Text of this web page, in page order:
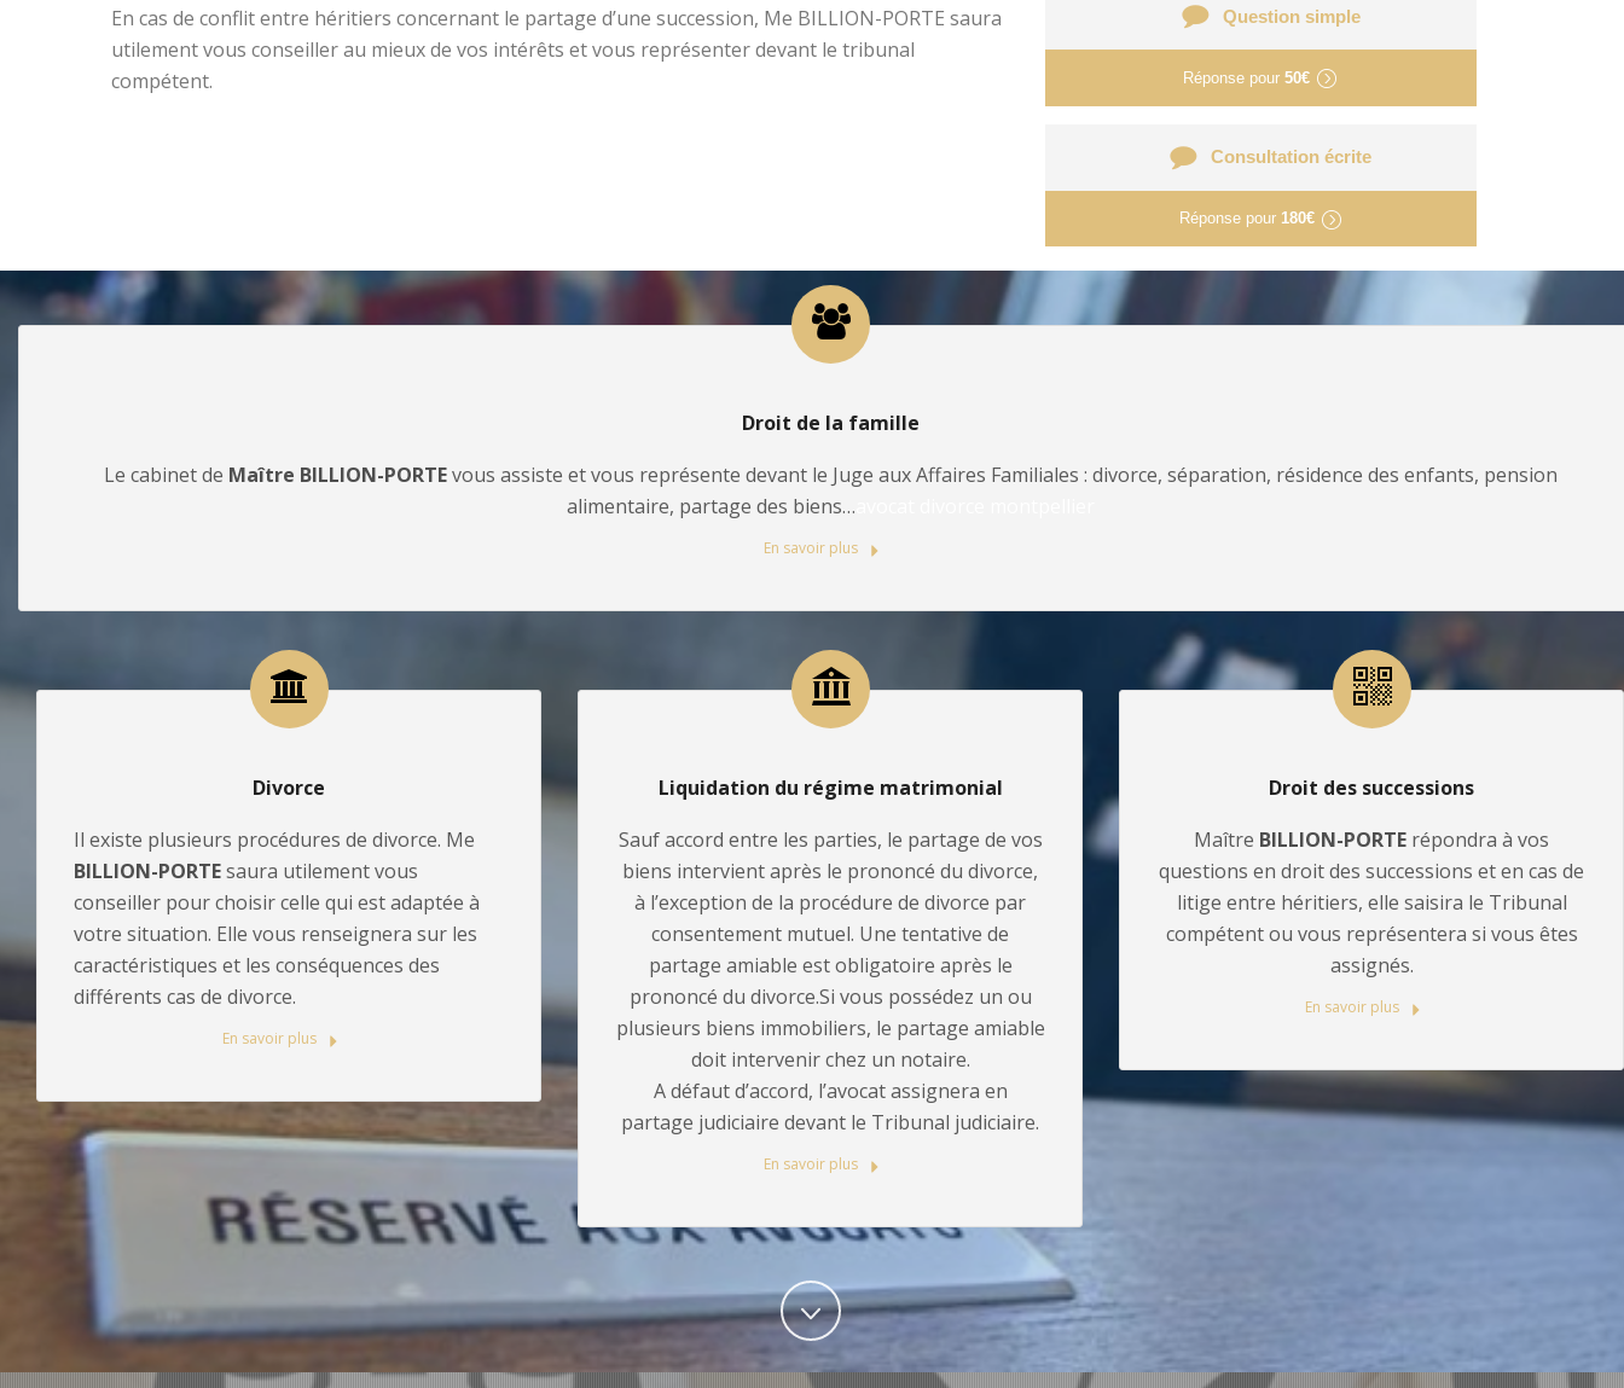
En cas de conflit entre héritiers concernant le partage d’une succession, Me BILLION-PORTE saura
utilement vous conseiller au mieux de vos intérêts et vous représenter devant le tribunal
compétent.
Question simple
Réponse pour50€
Consultation écrite
Réponse pour 180€
Droit de la famille
Le cabinet de Maître BILLION-PORTEvous assiste et vous représente devant le Juge aux Affaires Familiales : divorce, séparation, résidence des enfants, pension
alimentaire, partage des biens…
En savoir plus
Divorce
Il existe plusieurs procédures de divorce. Me
BILLION-PORTEsaura utilement vous
conseiller pour choisir celle qui est adaptée à
votre situation. Elle vous renseignera sur les
caractéristiques et les conséquences des
différents cas de divorce.
En savoir plus
Liquidation du régime matrimonial
Sauf accord entre les parties, le partage de vos
biens intervient après le prononcé du divorce,
à l’exception de la procédure de divorce par
consentement mutuel. Une tentative de
partage amiable est obligatoire après le
prononcé du divorce.Si vous possédez un ou
plusieurs biens immobiliers, le partage amiable
doit intervenir chez un notaire.
A défaut d’accord, l’avocat assignera en
partage judiciaire devant le Tribunal judiciaire.
En savoir plus
Droit des successions
Maître BILLION-PORTE répondra à vos
questions en droit des successions et en cas de
litige entre héritiers, elle saisira le Tribunal
compétent ou vous représentera si vous êtes
assignés.
En savoir plus